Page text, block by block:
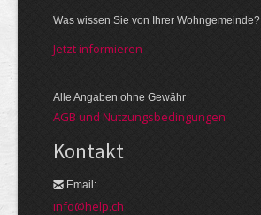
Was wissen Sie von Ihrer Wohngemeinde?
Jetzt informieren
Alle Angaben ohne Gewähr
AGB und Nutzungsbedingungen
Kontakt
Email:
info@help.ch